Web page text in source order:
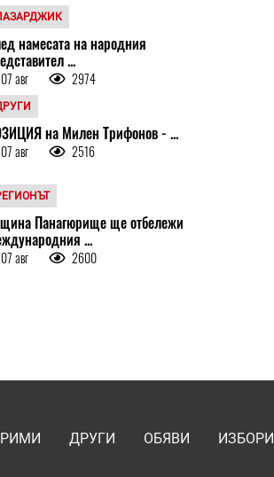
намесата на народния
...
07 авг 2974
на Милен Трифонов - ...
07 авг 2516
Панагюрище ще отбележи
...
07 авг 2600
ДРУГИ ОБЯВИ ИЗБОРИ